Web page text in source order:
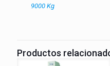
9000 Kg
Productos